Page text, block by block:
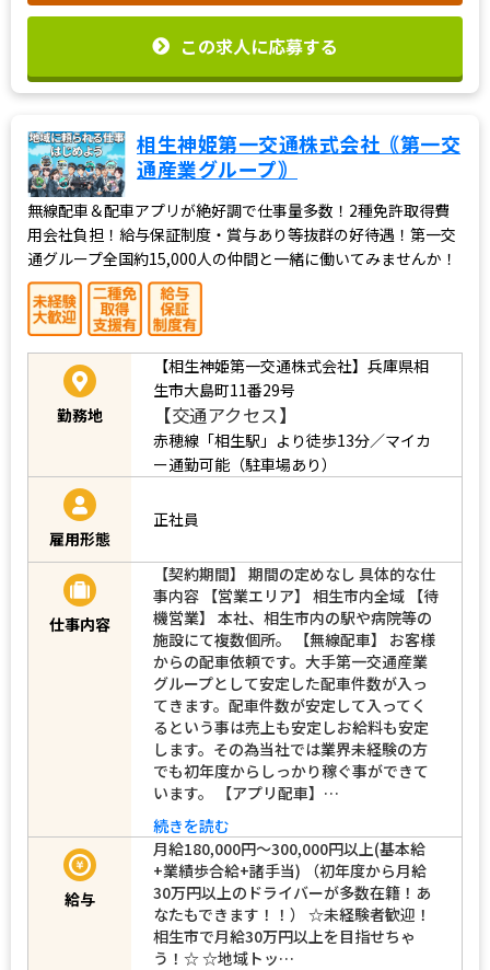
この求人に応募する
相生神姫第一交通株式会社｟第一交
通産業グループ｠
無線配車＆配車アプリが絶好調で仕事量多数！2種免許取得費
用会社負担！給与保証制度・賞与あり等抜群の好待遇！第一交
通グループ全国約15,000人の仲間と一緒に働いてみませんか！
勤務地
【相生神姫第一交通株式会社】兵庫県相
生市大島町11番29号
【交通アクセス】
赤穂線「相生駅」より徒歩13分／マイカ
ー通勤可能（駐車場あり）
雇用形態
正社員
仕事内容
【契約期間】 期間の定めなし 具体的な仕
事内容 【営業エリア】 相生市内全域 【待
機営業】 本社、相生市内の駅や病院等の
施設にて複数個所。 【無線配車】 お客様
からの配車依頼です。大手第一交通産業
グループとして安定した配車件数が入っ
てきます。配車件数が安定して入ってく
るという事は売上も安定しお給料も安定
します。その為当社では業界未経験の方
でも初年度からしっかり稼ぐ事ができて
います。 【アプリ配車】…
続きを読む
給与
月給180,000円～300,000円以上(基本給
+業績歩合給+諸手当) （初年度から月給
30万円以上のドライバーが多数在籍！あ
なたもできます！！） ☆未経験者歓迎！
相生市で月給30万円以上を目指せちゃ
う！☆ ☆地域トッ…